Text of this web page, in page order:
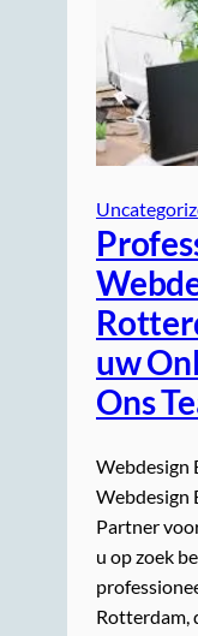
uw
Ons
Webdesign
Webdesign
Partner
u op zoek
Rotterdam,